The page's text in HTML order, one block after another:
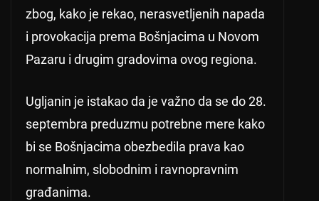
zbog, kako je rekao, nerasvetljenih napada
i provokacija prema Bošnjacima u Novom
Pazaru i drugim gradovima ovog regiona.
Ugljanin je istakao da je važno da se do 28.
septembra preduzmu potrebne mere kako
bi se Bošnjacima obezbedila prava kao
normalnim, slobodnim i ravnopravnim
građanima.